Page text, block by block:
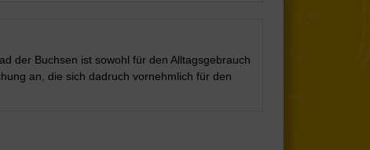
der Buchsen ist sowohl für den Alltagsgebrauch
an, die sich dadruch vornehmlich für den